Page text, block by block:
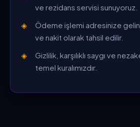
ve rezidans servisi sunuyoruz.
Ödeme işlemi adresinize
ve nakit olarak tahsil edilir.
Gizlilik, karşılıklı saygı ve
temel kuralımızdır.